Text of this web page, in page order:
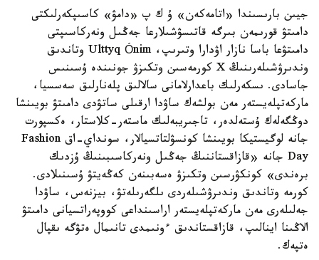
جيىن بارىسىندا «اتامەكەن» ۇ ك پ «دامۋ» كاسىپكەرلىكتى
دامىتۋ قورىمەن بىرگە قاتىسۋشىلارعا جەڭىل ونەركاسىپتى
دامىتۋعا باسا نازار اۋدارا وتىرىپ، Ulttyq Ónim وتاندىق
وندىرۋشىلەرىنىڭ X كورمەسىن وتكىزۋ جونىندە ۇسىنىس
جاسادى. ىسكەرلىك باعدارلامانى سالالىق پلەنارلىق سەسسيا،
ماركەتپلەيستەر مەن بولشەك ساۋدا ارقىلى ساتۋدى دامىتۋ بويىنشا
دوڭگەلەك ۇستەلدەر، تاجىريبەلىك ماستەر-كلاستار، ەكسپورت
جانە لوگيستيكا بويىنشا كونسۋلتاتسيالار، سونداي-اق Fashion
Day جانە «قازاقستاننىڭ جەڭىل ونەركاسىبىنىڭ ۇزدىك
برەندى» كونكۋرسىن وتكىزۋ ەسەبىنەن كەڭەيتۋ ۇسىنىلادى.
كورمە وتاندىق وندىرۋشىلەردى ىلگەرىلەتۋ، بيزنەس، ساۋدا
جەلىلەرى مەن ماركەتپلەيستەر اراسىنداعى كووپەراتسيانى دامىتۋ
الاڭىنا اينالىپ، قازاقستاندىق ءونىمدى تانىمال ەتۋگە ىقپال
ەتپەك.